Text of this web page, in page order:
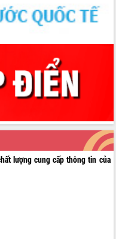
lượng cung cấp thông tin của